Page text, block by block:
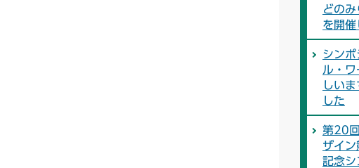
どの
を開催
シンポ
ル・
しい
した
第20
ザイン
記念シ